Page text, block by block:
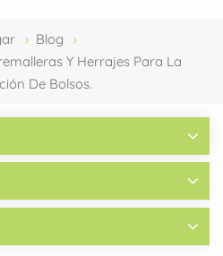
Blog
Y Herrajes Para La
De Bolsos.